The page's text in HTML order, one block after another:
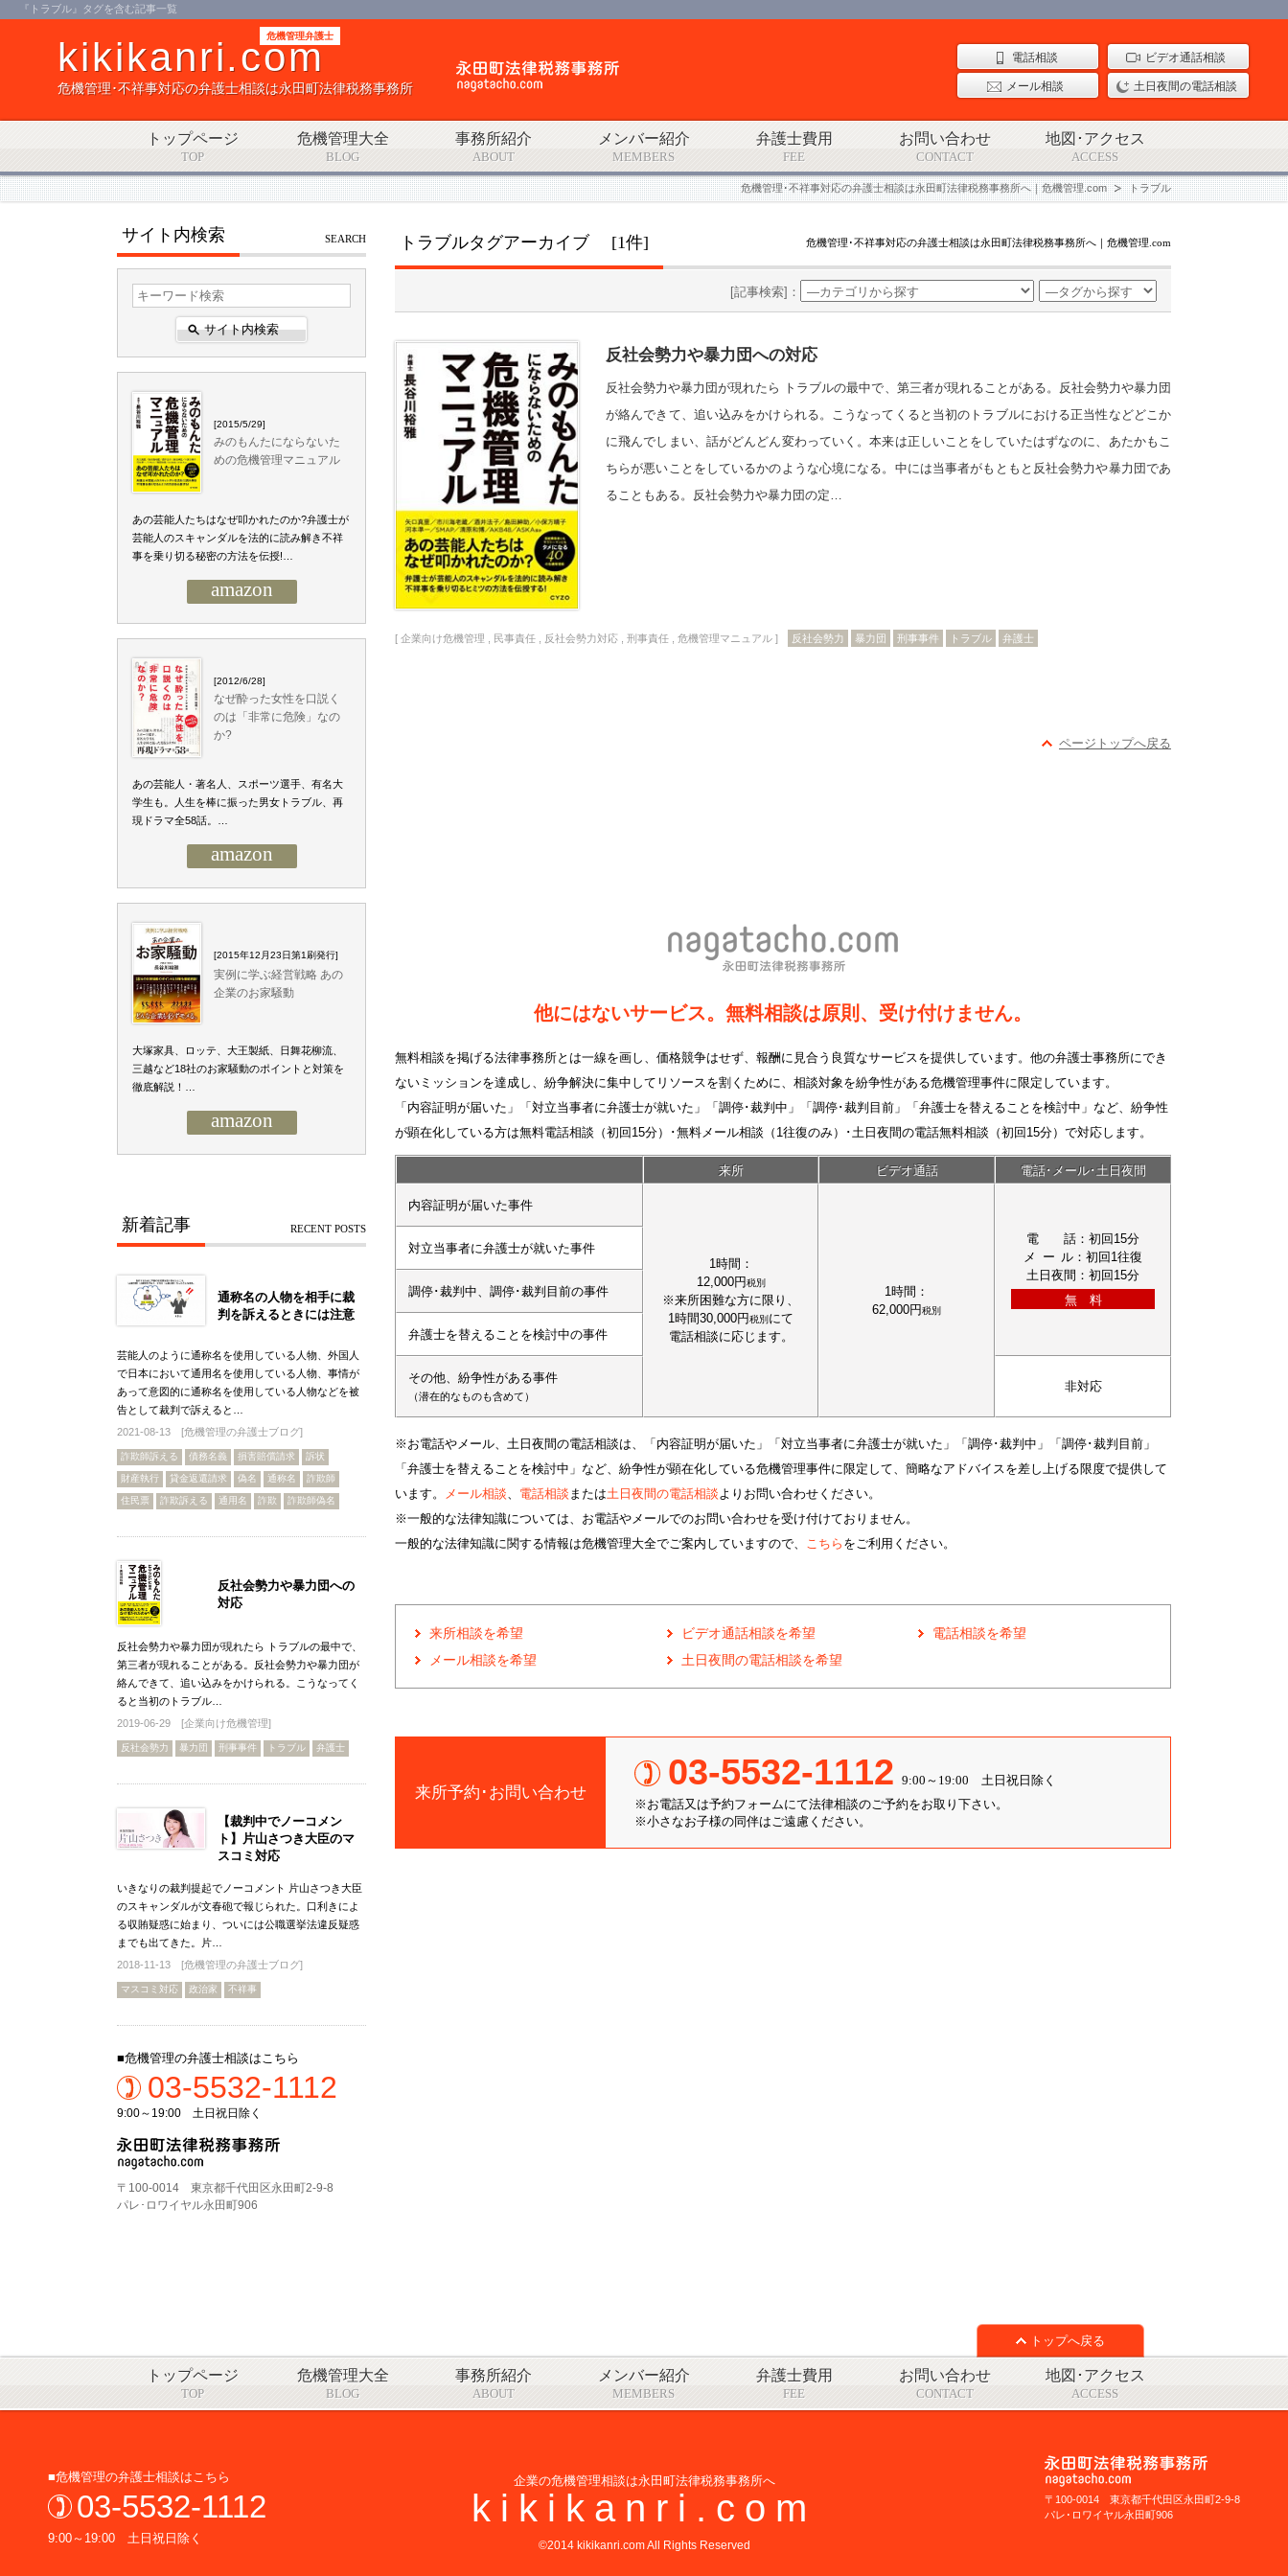
kikikanri.com
危機管理･不祥事対応の弁護士相談は永田町法律税務事務所
危機管理弁護士
『トラブル』タグを含む記事一覧
電話相談 ビデオ通話相談
メール相談 土日夜間の電話相談
トップページ
TOP
危機管理大全
BLOG
事務所紹介
ABOUT
メンバー紹介
MEMBERS
弁護士費用
FEE
お問い合わせ
CONTACT
地図･アクセス
ACCESS
危機管理･不祥事対応の弁護士相談は永田町法律税務事務所へ｜危機管理.com トラブル
トラブルタグアーカイブ [1件] 危機管理･不祥事対応の弁護士相談は永田町法律税務事務所へ｜危機管理.com
[記事検索]：
反社会勢力や暴力団への対応
反社会勢力や暴力団が現れたら トラブルの最中で、第三者が現れることがある。反社会勢力や暴力団
が絡んできて、追い込みをかけられる。こうなってくると当初のトラブルにおける正当性などどこか
に飛んでしまい、話がどんどん変わっていく。本来は正しいことをしていたはずなのに、あたかもこ
ちらが悪いことをしているかのような心境になる。中には当事者がもともと反社会勢力や暴力団であ
ることもある。反社会勢力や暴力団の定…
[ 企業向け危機管理 民事責任 反社会勢力対応 刑事責任 危機管理マニュアル ] 反社会勢力 暴力団 刑事事件 トラブル 弁護士
ページトップへ戻る
他にはないサービス。無料相談は原則、受け付けません。
無料相談を掲げる法律事務所とは一線を画し、価格競争はせず、報酬に見合う良質なサービスを提供しています。他の弁護士事務所にでき
ないミッションを達成し、紛争解決に集中してリソースを割くために、相談対象を紛争性がある危機管理事件に限定しています。
「内容証明が届いた」「対立当事者に弁護士が就いた」「調停･裁判中」「調停･裁判目前」「弁護士を替えることを検討中」など、紛争性
が顕在化している方は無料電話相談（初回15分）･無料メール相談（1往復のみ）･土日夜間の電話無料相談（初回15分）で対応します。
来所 ビデオ通話 電話･メール･土日夜間
内容証明が届いた事件
1時間：
12,000円税別
※来所困難な方に限り、
1時間30,000円税別 にて
電話相談に応じます。
1時間：
62,000円税別
電話 ：初回15分
メール ：初回1往復
土日夜間 ：初回15分
無 料
対立当事者に弁護士が就いた事件
調停･裁判中、調停･裁判目前の事件
弁護士を替えることを検討中の事件
その他、紛争性がある事件
（潜在的なものも含めて）
非対応
※お電話やメール、土日夜間の電話相談は、「内容証明が届いた」「対立当事者に弁護士が就いた」「調停･裁判中」「調停･裁判目前」
「弁護士を替えることを検討中」など、紛争性が顕在化している危機管理事件に限定して、簡略なアドバイスを差し上げる限度で提供して
います。
メール相談、 電話相談 または土日夜間の電話相談よりお問い合わせください。
※一般的な法律知識については、お電話やメールでのお問い合わせを受け付けておりません。
一般的な法律知識に関する情報は危機管理大全でご案内していますので、 こちら をご利用ください。
来所相談を希望 ビデオ通話相談を希望
電話相談を希望
メール相談を希望
土日夜間の電話相談を希望
来所予約･お問い合わせ
03-5532-1112 9:00～19:00 土日祝日除く
※お電話又は予約フォームにて法律相談のご予約をお取り下さい。
※小さなお子様の同伴はご遠慮ください。
サイト内検索 SEARCH
[2015/5/29]
みのもんたにならないた
めの危機管理マニュアル
あの芸能人たちはなぜ叩かれたのか?弁護士が
芸能人のスキャンダルを法的に読み解き不祥
事を乗り切る秘密の方法を伝授!…
amazon
[2012/6/28]
なぜ酔った女性を口説く
のは「非常に危険」なの
か?
あの芸能人・著名人、スポーツ選手、有名大
学生も。人生を棒に振った男女トラブル、再
現ドラマ全58話。…
amazon
[2015年12月23日第1刷発行]
実例に学ぶ経営戦略 あの
企業のお家騒動
大塚家具、ロッテ、大王製紙、日舞花柳流、
三越など18社のお家騒動のポイントと対策を
徹底解説！…
amazon
新着記事 RECENT POSTS
通称名の人物を相手に裁
判を訴えるときには注意
芸能人のように通称名を使用している人物、外国人
で日本において通用名を使用している人物、事情が
あって意図的に通称名を使用している人物などを被
告として裁判で訴えると…
2021-08-13 [危機管理の弁護士ブログ]
詐欺師訴える 債務名義 損害賠償請求 訴状
財産執行 貸金返還請求 偽名 通称名 詐欺師
住民票 詐欺訴える 通用名 詐欺 詐欺師偽名
反社会勢力や暴力団への
対応
反社会勢力や暴力団が現れたら トラブルの最中で、
第三者が現れることがある。反社会勢力や暴力団が
絡んできて、追い込みをかけられる。こうなってく
ると当初のトラブル…
2019-06-29 [企業向け危機管理]
反社会勢力 暴力団 刑事事件 トラブル 弁護士
【裁判中でノーコメン
ト】片山さつき大臣のマ
スコミ対応
いきなりの裁判提起でノーコメント 片山さつき大臣
のスキャンダルが文春砲で報じられた。口利きによ
る収賄疑惑に始まり、ついには公職選挙法違反疑惑
までも出てきた。片…
2018-11-13 [危機管理の弁護士ブログ]
マスコミ対応 政治家 不祥事
■危機管理の弁護士相談はこちら
03-5532-1112
9:00～19:00 土日祝日除く
〒100-0014 東京都千代田区永田町2-9-8
パレ･ロワイヤル永田町906
トップページ
TOP
危機管理大全
BLOG
事務所紹介
ABOUT
メンバー紹介
MEMBERS
弁護士費用
FEE
お問い合わせ
CONTACT
地図･アクセス
ACCESS
トップへ戻る
■危機管理の弁護士相談はこちら
03-5532-1112
9:00～19:00 土日祝日除く
企業の危機管理相談は永田町法律税務事務所へ
kikikanri.com
©2014 kikikanri.com All Rights Reserved
〒100-0014 東京都千代田区永田町2-9-8
パレ･ロワイヤル永田町906